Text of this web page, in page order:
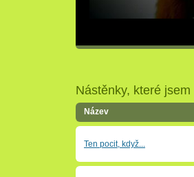
Nástěnky, které
Název
Ten pocit, když...